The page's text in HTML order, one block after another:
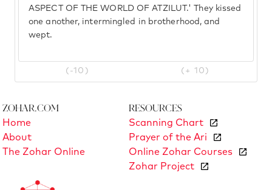
ASPECT OF THE WORLD OF ATZILUT.' They kissed
one another, intermingled in brotherhood, and
wept.
(-10) (+ 10)
Zohar.com
Home
About
The Zohar Online
Resources
Scanning Chart
Prayer of the Ari
Online Zohar Courses
Zohar Project